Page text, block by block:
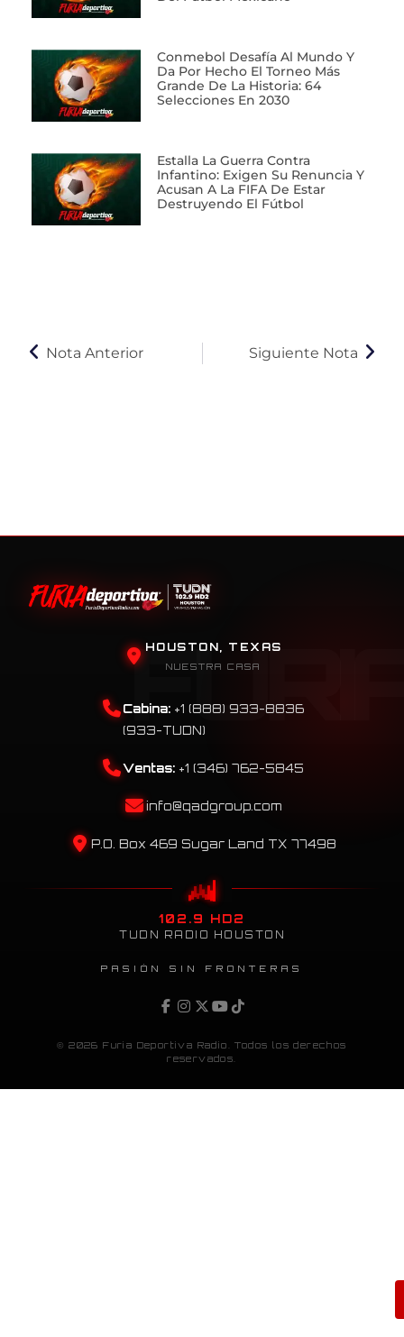
Conmebol Desafía Al Mundo Y
Da Por Hecho El Torneo Más
Grande De La Historia: 64
Selecciones En 2030
Estalla La Guerra Contra
Infantino: Exigen Su Renuncia Y
Acusan A La FIFA De Estar
Destruyendo El Fútbol
Nota Anterior Siguiente Nota
HOUSTON, TEXAS
NUESTRA CASA
Cabina: +1 (888) 933-8836
(933-TUDN)
Ventas: +1 (346) 762-5845
info@qadgroup.com
P.O. Box 469 Sugar Land TX 77498
102.9 HD2
TUDN RADIO HOUSTON
PASIÓN SIN FRONTERAS
© 2026 Furia Deportiva Radio. Todos los derechos
reservados.